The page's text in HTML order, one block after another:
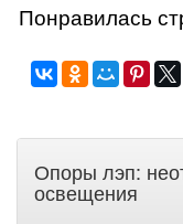
Понравилась
Опоры лэп:
освещения